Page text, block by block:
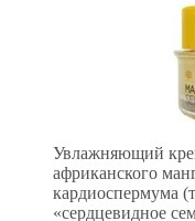
Увлажняющий
африканского
кардиоспермума
«сердцевидное